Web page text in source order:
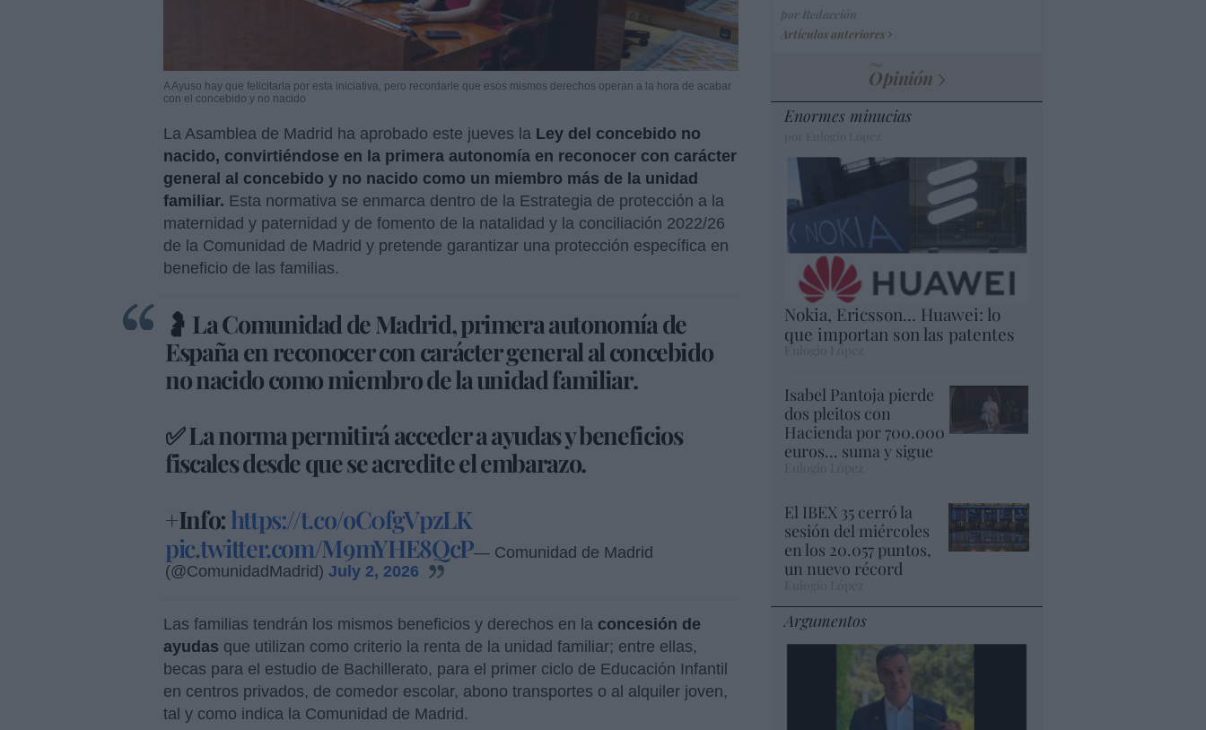
A Ayuso hay que felicitarla por esta iniciativa, pero recordarle que esos mismos derechos operan a la hora de acabar
con el concebido y no nacido
La Asamblea de Madrid ha aprobado este jueves la Ley del concebido no
nacido, convirtiéndose en la primera autonomía en reconocer con carácter
general al concebido y no nacido como un miembro más de la unidad
familiar. Esta normativa se enmarca dentro de la Estrategia de protección a la
maternidad y paternidad y de fomento de la natalidad y la conciliación 2022/26
de la Comunidad de Madrid y pretende garantizar una protección específica en
beneficio de las familias.
🤰 La Comunidad de Madrid, primera autonomía de
España en reconocer con carácter general al concebido
no nacido como miembro de la unidad familiar.
✅ La norma permitirá acceder a ayudas y beneficios
fiscales desde que se acredite el embarazo.
+Info:https://t.co/oC0fgVpzLK
pic.twitter.com/M9mYHE8QcP— Comunidad de Madrid
(@ComunidadMadrid) July 2, 2026
Las familias tendrán los mismos beneficios y derechos en la concesión de
ayudas que utilizan como criterio la renta de la unidad familiar; entre ellas,
becas para el estudio de Bachillerato, para el primer ciclo de Educación Infantil
en centros privados, de comedor escolar, abono transportes o al alquiler joven,
tal y como indica la Comunidad de Madrid.
Artículos anteriores
Opinión
Enormes minucias
Nokia, Ericsson... Huawei: lo
que importan son las patentes
Eulogio López
Isabel Pantoja pierde
dos pleitos con
Hacienda por 700.000
euros... suma y sigue
El IBEX 35 cerró la
sesión del miércoles
en los 20.057 puntos,
un nuevo récord
Argumentos